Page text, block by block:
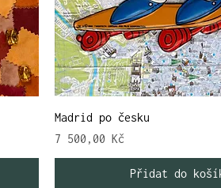
Madrid po česku
Cena
7 500,00 Kč
Přidat do